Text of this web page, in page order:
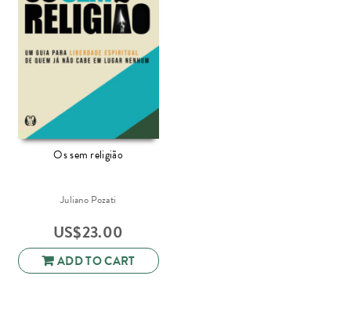
Os sem religião
Juliano Pozati
US$23.00
ADD TO CART